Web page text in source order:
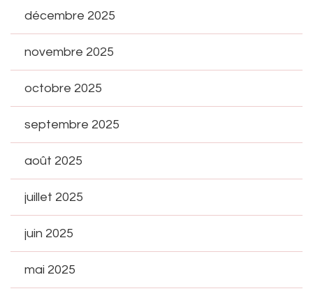
décembre 2025
novembre 2025
octobre 2025
septembre 2025
août 2025
juillet 2025
juin 2025
mai 2025